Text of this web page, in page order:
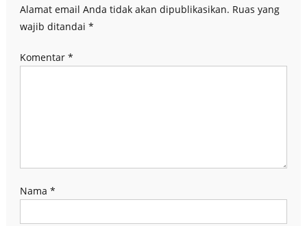
Alamat email Anda tidak akan dipublikasikan. Ruas yang
wajib ditandai *
Komentar *
Nama *